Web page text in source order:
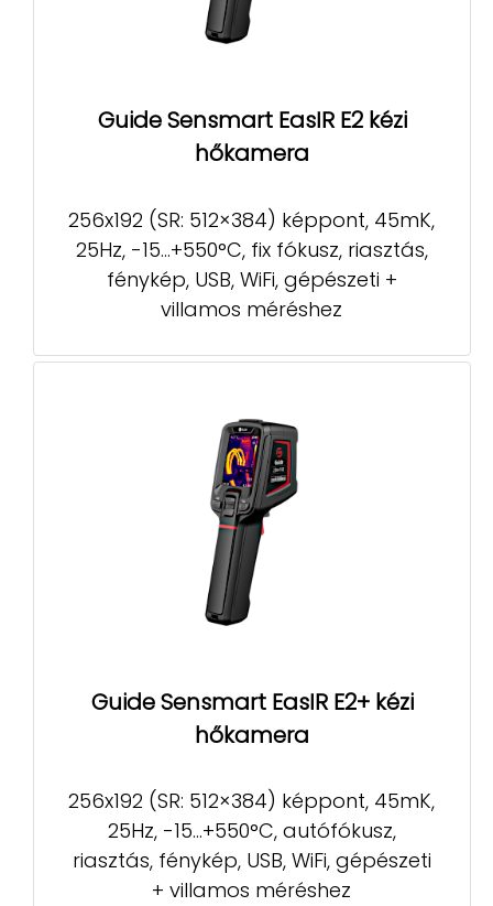
Guide Sensmart EasIR E2 kézi
hőkamera
256x192 (SR: 512×384) képpont, 45mK,
25Hz, -15...+550°C, fix fókusz, riasztás,
fénykép, USB, WiFi, gépészeti +
villamos méréshez
Guide Sensmart EasIR E2+ kézi
hőkamera
256x192 (SR: 512×384) képpont, 45mK,
25Hz, -15...+550°C, autófókusz,
riasztás, fénykép, USB, WiFi, gépészeti
+ villamos méréshez